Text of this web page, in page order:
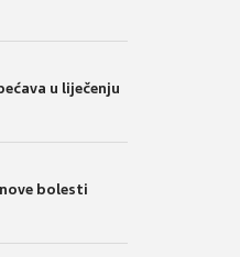
u liječenju
bolesti